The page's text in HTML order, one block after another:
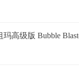
高级版 Bubble